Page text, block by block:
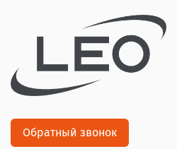
Обратный звонок